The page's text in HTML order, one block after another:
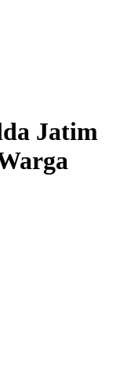
Jatim